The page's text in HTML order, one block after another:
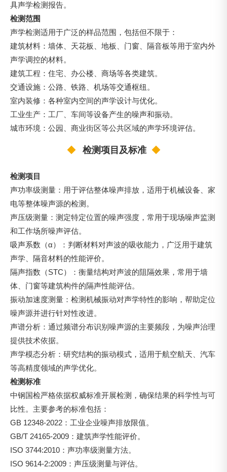
具声学检测报告。
检测范围
声学检测适用于广泛的样品范围，包括但不限于：
建筑材料：墙体、天花板、地板、门窗、隔音板等用于室内外
声学调控的材料。
建筑工程：住宅、办公楼、商场等各类建筑。
交通设施：公路、铁路、机场等交通枢纽。
室内装修：各种室内空间的声学设计与优化。
工业生产：工厂、车间等设备产生的噪声和振动。
城市环境：公园、商业街区等公共区域的声学环境评估。
◆ 检测项目及标准 ◆
检测项目
声功率级测量：用于评估整体噪声排放，适用于机械设备、家
电等整体噪声源的检测。
声压级测量：测定特定位置的噪声强度，常用于现场噪声监测
和工作场所噪声评估。
吸声系数（α）‍：判断材料对声波的吸收能力，广泛用于建筑
声学、隔音材料的性能评价。
隔声指数（STC）‍：衡量结构对声波的阻隔效果，常用于墙
体、门窗等建筑构件的隔声性能评估。
振动加速度测量：检测机械振动对声学特性的影响，帮助定位
噪声源并进行针对性改进。
声谱分析：通过频谱分布识别噪声源的主要频段，为噪声治理
提供技术依据。
声学模态分析：研究结构的振动模式，适用于航空航天、汽车
等高精度领域的声学优化。
检测标准
中钢国检严格依据权威标准开展检测，确保结果的科学性与可
比性。主要参考的标准包括：
GB 12348-2022：工业企业噪声排放限值。
GB/T 24165-2009：建筑声学性能评价。
ISO 3744:2010：声功率级测量方法。
ISO 9614-2:2009：声压级测量与评估。